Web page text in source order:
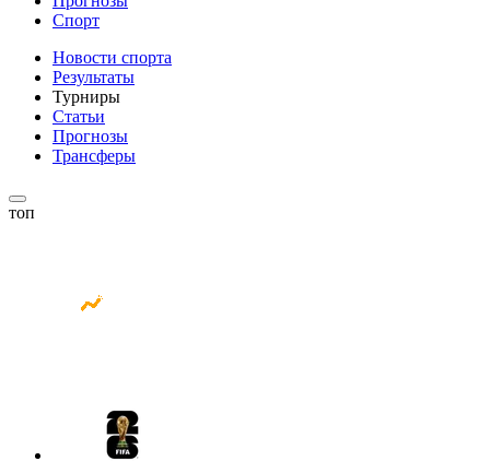
Спорт
Новости спорта
Результаты
Турниры
Статьи
Прогнозы
Трансферы
топ